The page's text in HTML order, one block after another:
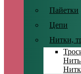
Пайетки
Цепи
Нитки,
Нить